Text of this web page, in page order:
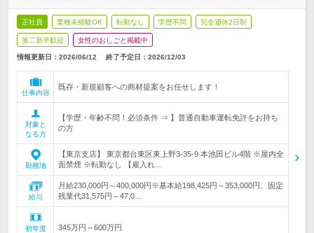
正社員 業種未経験OK 転勤なし 学歴不問 完全週休2日制
第二新卒歓迎 女性のおしごと掲載中
情報更新日：2026/06/12 終了予定日： 2026/12/03
仕事内容
既存・新規顧客への商材提案をお任せします！
対象と
なる方
【学歴・年齢不問！必須条件 ⇒ 】普通自動車運転免許をお持ち
の方
勤務地
【東京支店】 東京都台東区東上野3-35-9 本池田ビル4階 ※屋内全
面禁煙 ※転勤なし 【雇入れ…
給与
月給230,000円～400,000円※基本給198,425円～353,000円、固定
残業代31,575円～47,0…
初年度
345万円～600万円